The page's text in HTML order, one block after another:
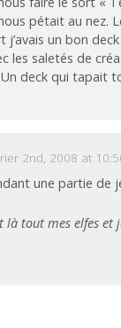
pétait au nez.
j’avais un bon
les saletés de
deck qui tapait
2nd, 2008 at
une partie de
là tout mes elfes